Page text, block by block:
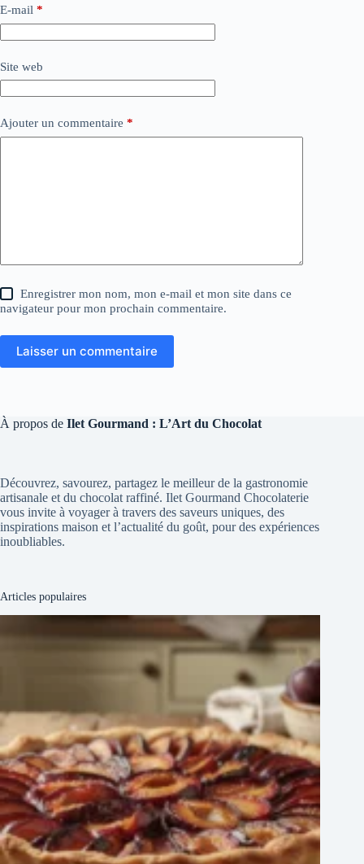
E-mail *
Site web
Ajouter un commentaire *
Enregistrer mon nom, mon e-mail et mon site dans ce
navigateur pour mon prochain commentaire.
Laisser un commentaire
À propos de Ilet Gourmand : L’Art du Chocolat
Découvrez, savourez, partagez le meilleur de la gastronomie
artisanale et du chocolat raffiné. Ilet Gourmand Chocolaterie
vous invite à voyager à travers des saveurs uniques, des
inspirations maison et l’actualité du goût, pour des expériences
inoubliables.
Articles populaires